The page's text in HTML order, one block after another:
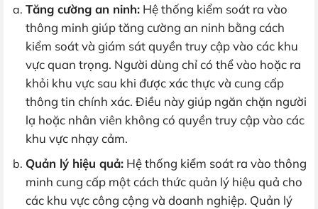
Tăng cường an ninh:Hệ thống kiểm soát ra vào
thông minh giúp tăng cường an ninh bằng cách
kiểm soát và giám sát quyền truy cập vào các khu
vực quan trọng. Người dùng chỉ có thể vào hoặc ra
khỏi khu vực sau khi được xác thực và cung cấp
thông tin chính xác. Điều này giúp ngăn chặn người
lạ hoặc nhân viên không có quyền truy cập vào các
khu vực nhạy cảm.
Quản lý hiệu quả:Hệ thống kiểm soát ra vào thông
minh cung cấp một cách thức quản lý hiệu quả cho
các khu vực công cộng và doanh nghiệp. Quản lý